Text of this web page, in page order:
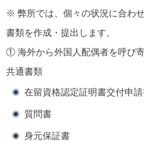
※ 弊所では、個々の状況に合わ
書類を作成・提出します。
① 海外から外国人配偶者を呼び
共通書類
在留資格認定証明書交付申
質問書
身元保証書